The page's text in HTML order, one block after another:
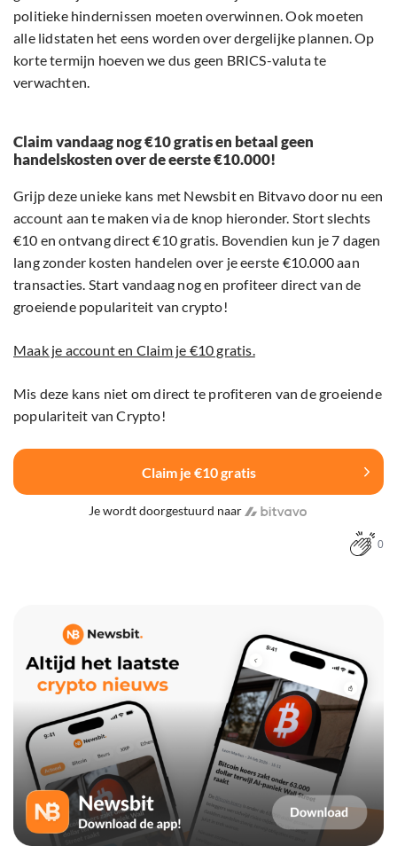
politieke hindernissen moeten overwinnen. Ook moeten
alle lidstaten het eens worden over dergelijke plannen. Op
korte termijn hoeven we dus geen BRICS-valuta te
verwachten.
Claim vandaag nog €10 gratis en betaal geen
handelskosten over de eerste €10.000!
Grijp deze unieke kans met Newsbit en Bitvavo door nu een
account aan te maken via de knop hieronder. Stort slechts
€10 en ontvang direct €10 gratis. Bovendien kun je 7 dagen
lang zonder kosten handelen over je eerste €10.000 aan
transacties. Start vandaag nog en profiteer direct van de
groeiende populariteit van crypto!
Maak je account en Claim je €10 gratis.
Mis deze kans niet om direct te profiteren van de groeiende
populariteit van Crypto!
Claim je €10 gratis
Je wordt doorgestuurd naar
0